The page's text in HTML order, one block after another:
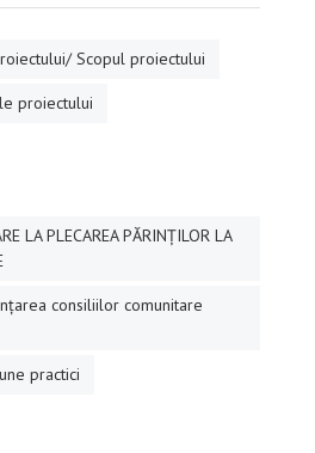
Scopul proiectului
proiectului
LA PLECAREA PĂRINȚILOR LA
consiliilor comunitare
practici